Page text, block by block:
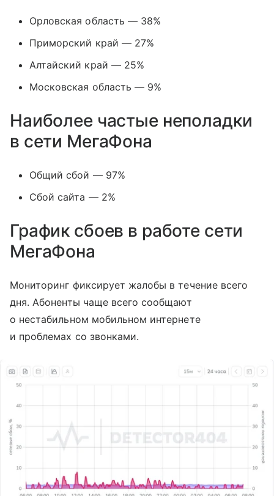
Орловская область — 38%
Приморский край — 27%
Алтайский край — 25%
Московская область — 9%
Наиболее частые неполадки
в сети МегаФона
Общий сбой — 97%
Сбой сайта — 2%
График сбоев в работе сети
МегаФона
Мониторинг фиксирует жалобы в течение всего
дня. Абоненты чаще всего сообщают
о нестабильном мобильном интернете
и проблемах со звонками.